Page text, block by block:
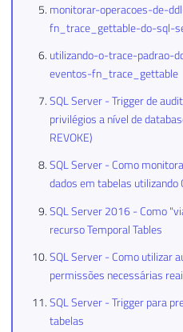
monitorar-operacoes-de-
fn_trace_gettable-do-sql-
utilizando-o-trace-padrao-
eventos-fn_trace_gettable
SQL Server - Trigger de
privilégios a nível de
REVOKE)
SQL Server - Como
dados em tabelas utilizando
SQL Server 2016 - Como
recurso Temporal Tables
SQL Server - Como utilizar
permissões necessárias
SQL Server - Trigger para
tabelas